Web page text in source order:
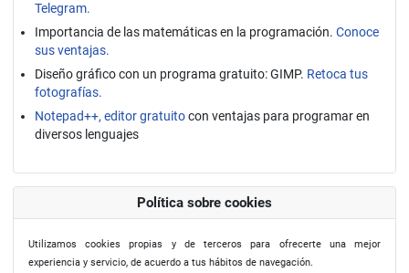
Telegram.
Importancia de las matemáticas en la programación. Conoce
sus ventajas.
Diseño gráfico con un programa gratuito: GIMP. Retoca tus
fotografías.
Notepad++, editor gratuitocon ventajas para programar en
diversos lenguajes
Política sobre cookies
Utilizamos cookies propias y de terceros para ofrecerte una mejor
experiencia y servicio, de acuerdo a tus hábitos de navegación.